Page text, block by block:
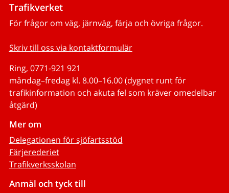
Trafikverket
För frågor om väg, järnväg, färja och övriga frågor.
Skriv till oss via kontaktformulär
Ring, 0771-921 921
måndag–fredag kl. 8.00–16.00 (dygnet runt för
trafikinformation och akuta fel som kräver omedelbar
åtgärd)
Mer om
Delegationen för sjöfartsstöd
Färjerederiet
Trafikverksskolan
Anmäl och tyck till